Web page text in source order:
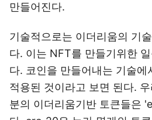
만들어진다.
기술적으로는 이더리움의 기
다. 이는 NFT를 만들기위한
다. 코인을 만들어내는 기술
적용된 것이라고 보면 된다.
분의 이더리움기반 토큰들은